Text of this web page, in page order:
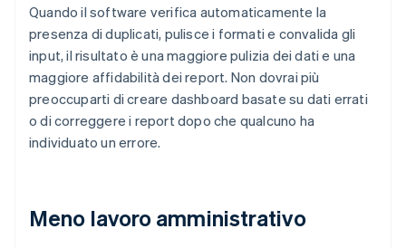
Quando il software verifica automaticamente la
presenza di duplicati, pulisce i formati e convalida gli
input, il risultato è una maggiore pulizia dei dati e una
maggiore affidabilità dei report. Non dovrai più
preoccuparti di creare dashboard basate su dati errati
o di correggere i report dopo che qualcuno ha
individuato un errore.
Meno lavoro amministrativo